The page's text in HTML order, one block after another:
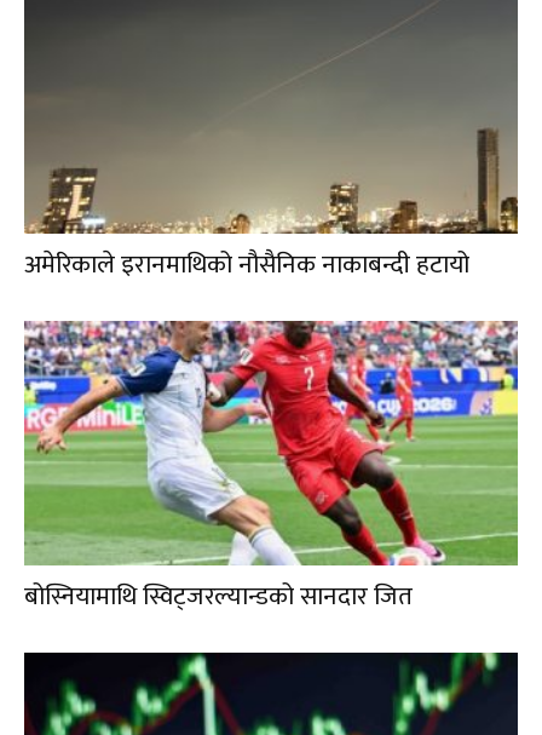
अमेरिकाले इरानमाथिको नौसैनिक नाकाबन्दी हटायो
बोस्नियामाथि स्विट्जरल्यान्डको सानदार जित